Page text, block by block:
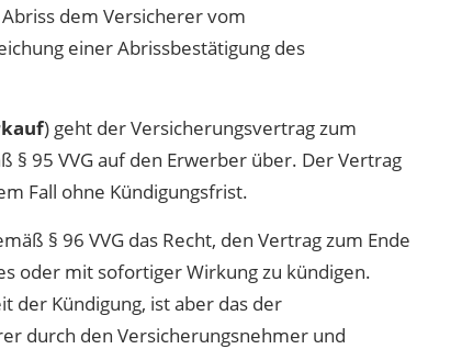
dem Versicherer vom
einer Abrissbestätigung des
) geht der Versicherungsvertrag zum
§ 95 VVG auf den Erwerber über. Der Vertrag
Fall ohne Kündigungsfrist.
§ 96 VVG das Recht, den Vertrag zum Ende
oder mit sofortiger Wirkung zu kündigen.
der Kündigung, ist aber das der
durch den Versicherungsnehmer und